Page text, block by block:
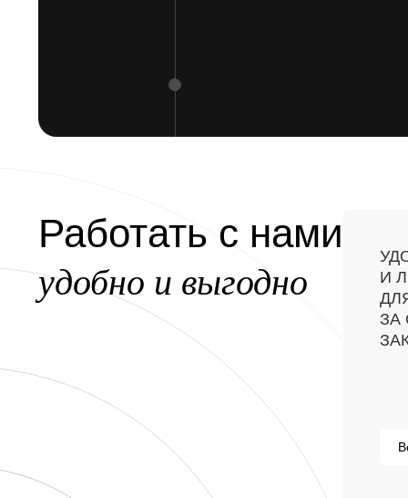
Работать с нами
удобно и выгодно
И
ЗА